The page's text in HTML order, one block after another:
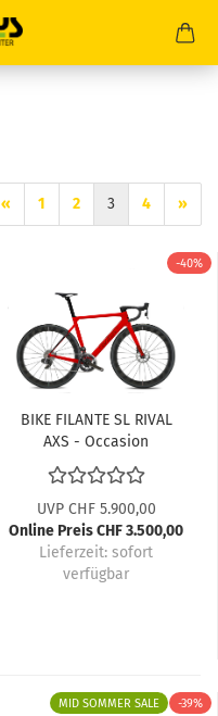
« 1 2 3 4 »
-40%
BIKE FILANTE SL RIVAL
AXS - Occasion
UVP CHF 5.900,00
Online Preis CHF 3.500,00
Lieferzeit: sofort
verfügbar
MID SOMMER SALE -39%